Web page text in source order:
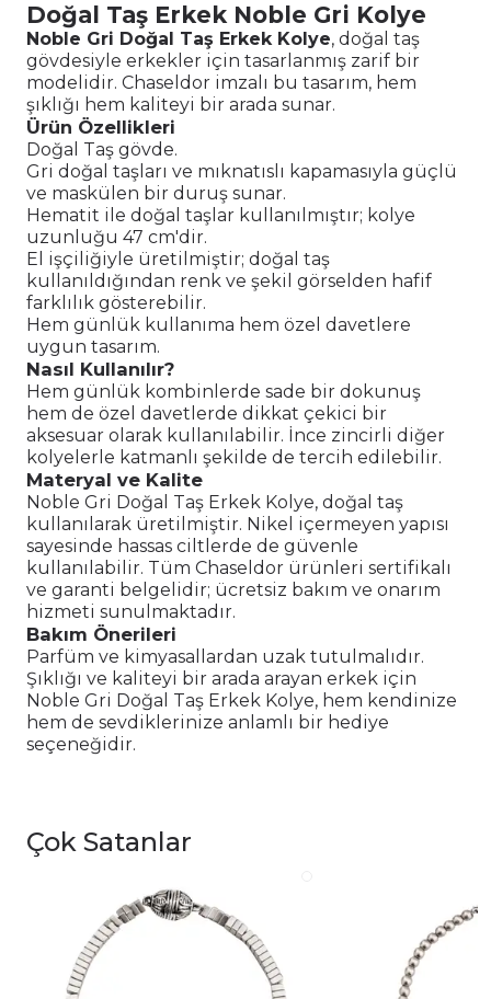
Doğal Taş Erkek Noble Gri Kolye
Noble Gri Doğal Taş Erkek Kolye, doğal taş
gövdesiyle erkekler için tasarlanmış zarif bir
modelidir. Chaseldor imzalı bu tasarım, hem
şıklığı hem kaliteyi bir arada sunar.
Ürün Özellikleri
Doğal Taş gövde.
Gri doğal taşları ve mıknatıslı kapamasıyla güçlü
ve maskülen bir duruş sunar.
Hematit ile doğal taşlar kullanılmıştır; kolye
uzunluğu 47 cm'dir.
El işçiliğiyle üretilmiştir; doğal taş
kullanıldığından renk ve şekil görselden hafif
farklılık gösterebilir.
Hem günlük kullanıma hem özel davetlere
uygun tasarım.
Nasıl Kullanılır?
Hem günlük kombinlerde sade bir dokunuş
hem de özel davetlerde dikkat çekici bir
aksesuar olarak kullanılabilir. İnce zincirli diğer
kolyelerle katmanlı şekilde de tercih edilebilir.
Materyal ve Kalite
Noble Gri Doğal Taş Erkek Kolye, doğal taş
kullanılarak üretilmiştir. Nikel içermeyen yapısı
sayesinde hassas ciltlerde de güvenle
kullanılabilir. Tüm Chaseldor ürünleri sertifikalı
ve garanti belgelidir; ücretsiz bakım ve onarım
hizmeti sunulmaktadır.
Bakım Önerileri
Parfüm ve kimyasallardan uzak tutulmalıdır.
Şıklığı ve kaliteyi bir arada arayan erkek için
Noble Gri Doğal Taş Erkek Kolye, hem kendinize
hem de sevdiklerinize anlamlı bir hediye
seçeneğidir.
Çok Satanlar